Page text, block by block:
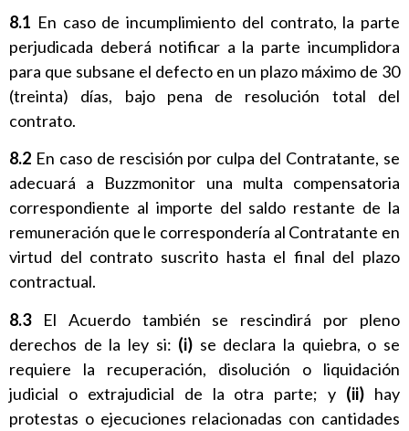
8.1 En caso de incumplimiento del contrato, la parte
perjudicada deberá notificar a la parte incumplidora
para que subsane el defecto en un plazo máximo de 30
(treinta) días, bajo pena de resolución total del
contrato.
8.2 En caso de rescisión por culpa del Contratante, se
adecuará a Buzzmonitor una multa compensatoria
correspondiente al importe del saldo restante de la
remuneración que le correspondería al Contratante en
virtud del contrato suscrito hasta el final del plazo
contractual.
8.3 El Acuerdo también se rescindirá por pleno
derechos de la ley si: (i) se declara la quiebra, o se
requiere la recuperación, disolución o liquidación
judicial o extrajudicial de la otra parte; y (ii) hay
protestas o ejecuciones relacionadas con cantidades